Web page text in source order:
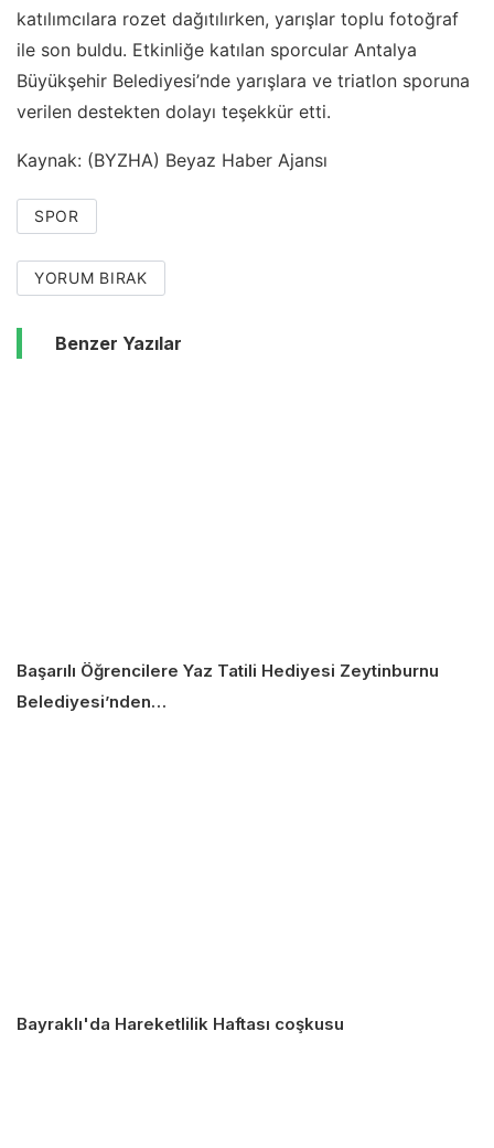
katılımcılara rozet dağıtılırken, yarışlar toplu fotoğraf
ile son buldu. Etkinliğe katılan sporcular Antalya
Büyükşehir Belediyesi’nde yarışlara ve triatlon sporuna
verilen destekten dolayı teşekkür etti.
Kaynak: (BYZHA) Beyaz Haber Ajansı
SPOR
YORUM BIRAK
Benzer Yazılar
Başarılı Öğrencilere Yaz Tatili Hediyesi Zeytinburnu
Belediyesi’nden…
Bayraklı'da Hareketlilik Haftası coşkusu